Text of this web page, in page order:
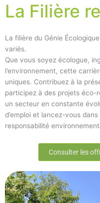
La Filière
La filière du Génie
variés.
Que vous soyez écologue,
l’environnement, cette
uniques. Contribuez à la
participez à des projets éco-
un secteur en constante
d’emploi et lancez-vous
responsabilité
Consulter les